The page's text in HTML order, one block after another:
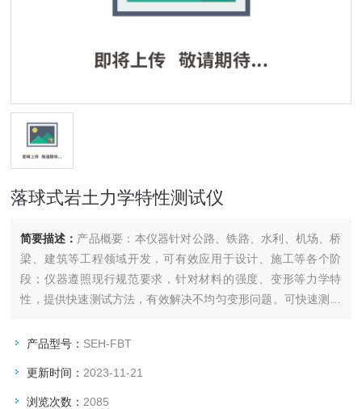
落球式岩土力学特性测试仪
简要描述： 产品概要：本仪器针对公路、铁路、水利、机场、桥
梁、建筑等工程领域开发，可有效应用于设计、施工等各个阶
段；仪器遵照现行规范要求，针对材料的强度、变形等力学特
性，提供快速测试方法，有效解决不均匀变形问题。可快速测试
值、干密度、压实度等各种指标。
产品型号： SEH-FBT
更新时间： 2023-11-21
浏览次数： 2085